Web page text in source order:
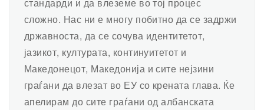
сложно. Нас ни е многу побитно да се задржи
државноста, да се сочува идентитетот,
јазикот, културата, континуитетот и
Македонецот, Македонија и сите нејзини
граѓани да влезат во ЕУ со крената глава. Ќе
апелирам до сите граѓани од албанската